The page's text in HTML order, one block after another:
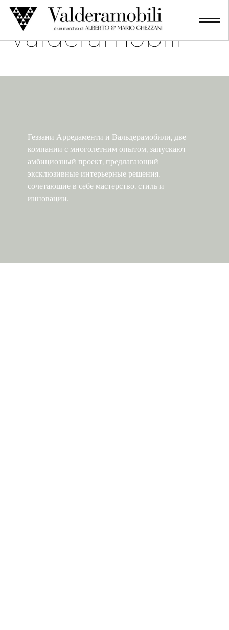
Skip
content
Valderamobili
Геззани Арредаменти и Вальдерамобили, две
компании с многолетним опытом, запускают
амбициозный проект, предлагающий
эксклюзивные интерьерные решения,
сочетающие в себе мастерство, стиль и
инновации.